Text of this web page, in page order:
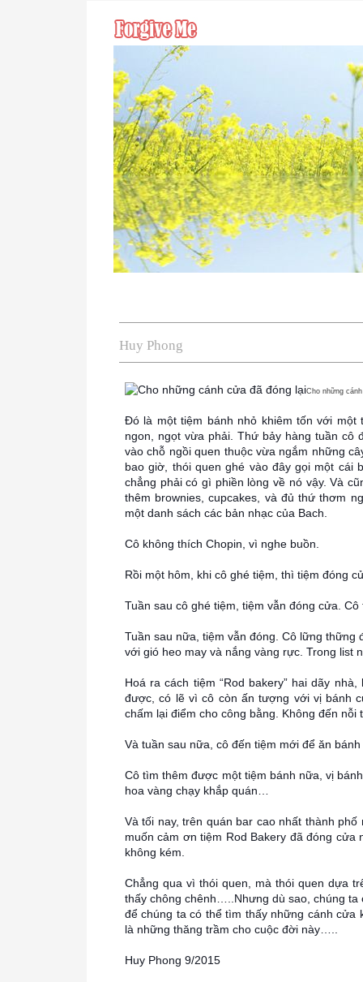
Huy Phong
Cho những
Đó là một tiệm bánh nhỏ khiêm tốn với một
ngon, ngọt vừa phải. Thứ bảy hàng tuần cô
vào chỗ ngồi quen thuộc vừa ngắm những
bao giờ, thói quen ghé vào đây gọi một cái
chẳng phải có gì phiền lòng về nó vậy. Và
thêm brownies, cupcakes, và đủ thứ thơm
một danh sách các bản nhạc của Bach.
Cô không thích Chopin, vì nghe buồn.
Rồi một hôm, khi cô ghé tiệm, thì tiệm đóng
Tuần sau cô ghé tiệm, tiệm vẫn đóng cửa.
Tuần sau nữa, tiệm vẫn đóng. Cô lững thững
với gió heo may và nắng vàng rực. Trong list
Hoá ra cách tiệm “Rod bakery” hai dãy
được, có lẽ vì cô còn ấn tượng với vị bánh
chấm lại điểm cho công bằng. Không đến nỗi
Và tuần sau nữa, cô đến tiệm mới để ăn
Cô tìm thêm được một tiệm bánh nữa, vị
hoa vàng chạy khắp quán…
Và tối nay, trên quán bar cao nhất thành
muốn cảm ơn tiệm Rod Bakery đã đóng
không kém.
Chẳng qua vì thói quen, mà thói quen dựa
thấy chông chênh…..Nhưng dù sao, chúng
để chúng ta có thể tìm thấy những cánh
là những thăng trầm cho cuộc đời này…..
Huy Phong 9/2015